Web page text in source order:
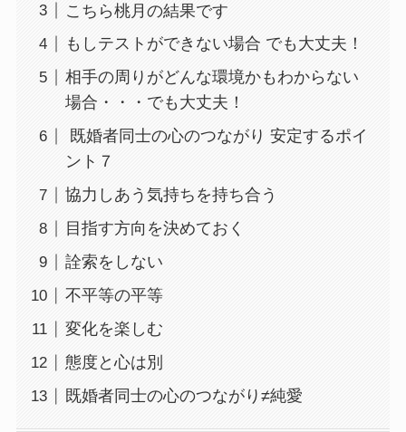
こちら桃月の結果です
もしテストができない場合 でも大丈夫！
相手の周りがどんな環境かもわからない
場合・・・でも大丈夫！
既婚者同士の心のつながり 安定するポイ
ント７
協力しあう気持ちを持ち合う
目指す方向を決めておく
詮索をしない
不平等の平等
変化を楽しむ
態度と心は別
既婚者同士の心のつながり≠純愛